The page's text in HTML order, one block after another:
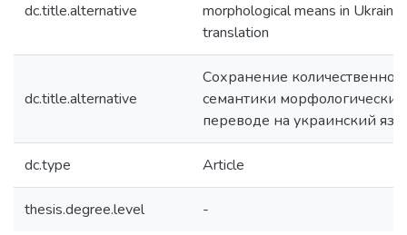
dc.title.alternative
morphological means in
translation
dc.title.alternative
Сохранение количественной
семантики
переводе на украинский
dc.type Article
thesis.degree.level -